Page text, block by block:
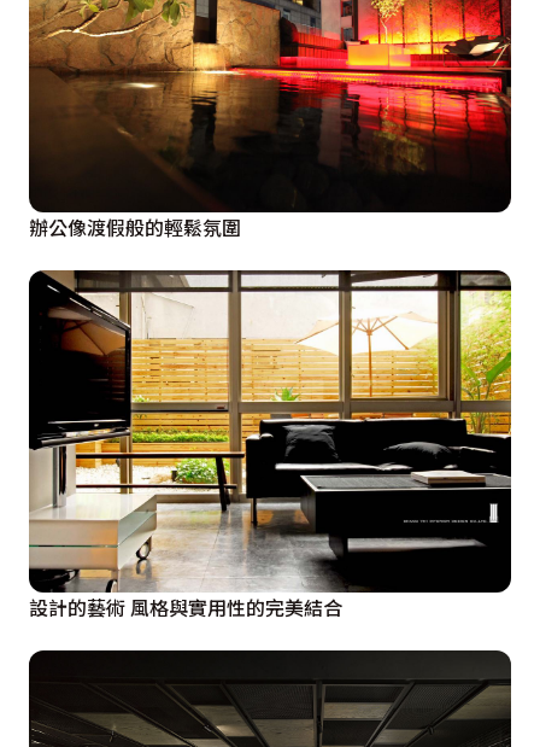
辦公像渡假般的輕鬆氛圍
設計的藝術 風格與實用性的完美結合